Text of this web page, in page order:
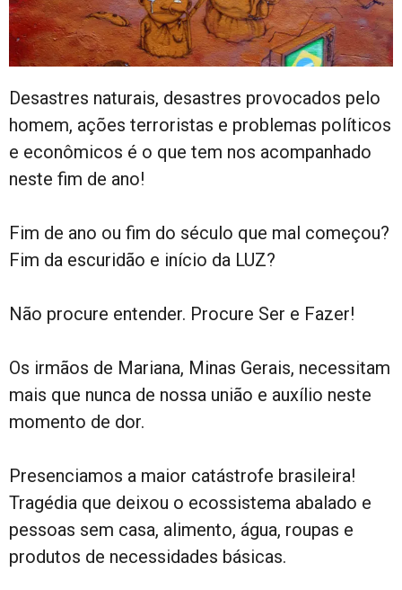
Desastres naturais, desastres provocados pelo
homem, ações terroristas e problemas políticos
e econômicos é o que tem nos acompanhado
neste fim de ano!
Fim de ano ou fim do século que mal começou?
Fim da escuridão e início da LUZ?
Não procure entender. Procure Ser e Fazer!
Os irmãos de Mariana, Minas Gerais, necessitam
mais que nunca de nossa união e auxílio neste
momento de dor.
Presenciamos a maior catástrofe brasileira!
Tragédia que deixou o ecossistema abalado e
pessoas sem casa, alimento, água, roupas e
produtos de necessidades básicas.